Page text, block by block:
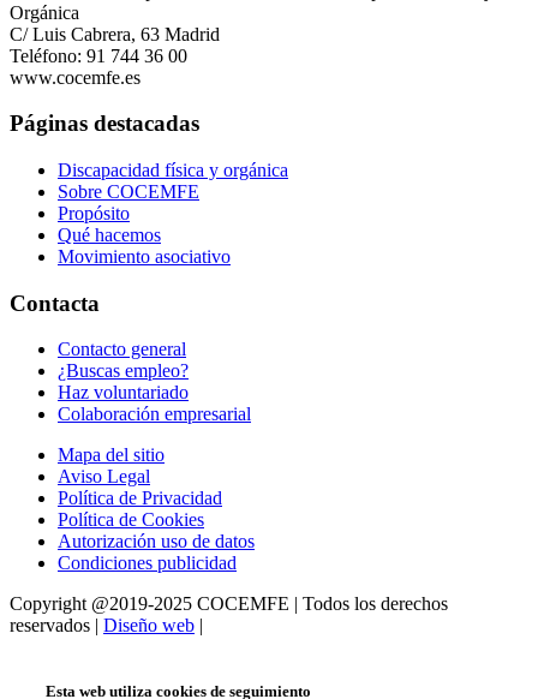
Orgánica
C/ Luis Cabrera, 63 Madrid
Teléfono: 91 744 36 00
www.cocemfe.es
Páginas destacadas
Discapacidad física y orgánica
Sobre COCEMFE
Propósito
Qué hacemos
Movimiento asociativo
Contacta
Contacto general
¿Buscas empleo?
Haz voluntariado
Colaboración empresarial
Mapa del sitio
Aviso Legal
Política de Privacidad
Política de Cookies
Autorización uso de datos
Condiciones publicidad
Copyright @2019-2025 COCEMFE | Todos los derechos
reservados | Diseño web |
Esta web utiliza cookies de seguimiento